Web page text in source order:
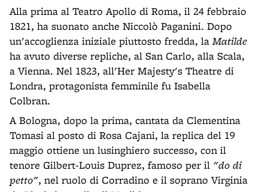
Alla prima al Teatro Apollo di Roma, il 24 febbraio
1821, ha suonato anche Niccolò Paganini. Dopo
un'accoglienza iniziale piuttosto fredda, la Matilde
ha avuto diverse repliche, al San Carlo, alla Scala,
a Vienna. Nel 1823, all'Her Majesty's Theatre di
Londra, protagonista femminile fu Isabella
Colbran.
A Bologna, dopo la prima, cantata da Clementina
Tomasi al posto di Rosa Cajani, la replica del 19
maggio ottiene un lusinghiero successo, con il
tenore Gilbert-Louis Duprez, famoso per il "do di
petto", nel ruolo di Corradino e il soprano Virginia